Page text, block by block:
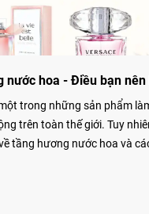
nước hoa - Điều bạn
trong những sản phẩm
trên toàn thế giới. Tuy
tầng hương nước hoa và